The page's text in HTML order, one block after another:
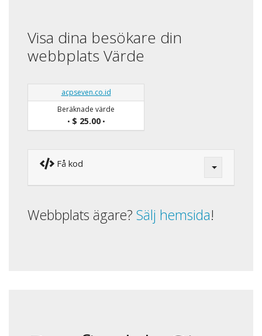
Visa dina besökare din
webbplats Värde
acpseven.co.id
Beräknade värde
• $ 25.00•
Få kod
Webbplats ägare? Sälj hemsida!